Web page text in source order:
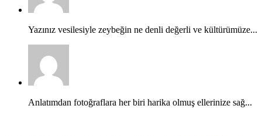
Yazınız vesilesiyle zeybeğin ne denli değerli ve kültürümüze...
Anlatımdan fotoğraflara her biri harika olmuş ellerinize sağ...